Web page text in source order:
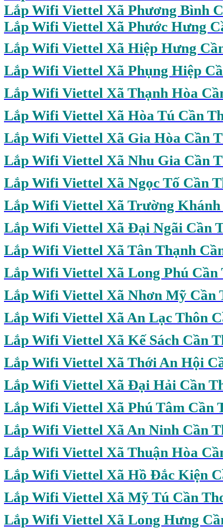
Lắp Wifi Viettel Xã Phương Bình
Lắp Wifi Viettel Xã Phước Hưng
Lắp Wifi Viettel Xã Hiệp Hưng
Lắp Wifi Viettel Xã Phụng Hiệp
Lắp Wifi Viettel Xã Thạnh Hòa
Lắp Wifi Viettel Xã Hòa Tú Cần
Lắp Wifi Viettel Xã Gia Hòa Cần
Lắp Wifi Viettel Xã Nhu Gia Cần
Lắp Wifi Viettel Xã Ngọc Tố Cần
Lắp Wifi Viettel Xã Trường Khánh
Lắp Wifi Viettel Xã Đại Ngãi Cần
Lắp Wifi Viettel Xã Tân Thạnh
Lắp Wifi Viettel Xã Long Phú Cần
Lắp Wifi Viettel Xã Nhơn Mỹ Cần
Lắp Wifi Viettel Xã An Lạc Thôn
Lắp Wifi Viettel Xã Kế Sách Cần
Lắp Wifi Viettel Xã Thới An Hội
Lắp Wifi Viettel Xã Đại Hải Cần
Lắp Wifi Viettel Xã Phú Tâm Cần
Lắp Wifi Viettel Xã An Ninh Cần
Lắp Wifi Viettel Xã Thuận Hòa
Lắp Wifi Viettel Xã Hồ Đắc Kiện
Lắp Wifi Viettel Xã Mỹ Tú Cần
Lắp Wifi Viettel Xã Long Hưng